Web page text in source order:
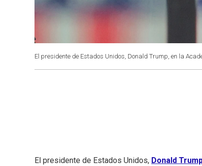
El presidente de Estados Unidos, Donald Trump, en la
El presidente de Estados Unidos, Donald